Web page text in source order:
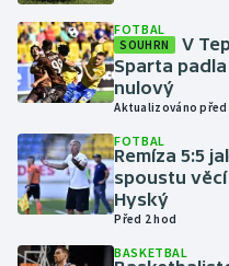
Jezdectví
Judo
Krasobruslení
Lezení
FOTBAL
SOUHRN
V
Sparta
nulový
Aktualizováno před
FOTBAL
Remíza 5:5
spoustu
Hyský
Před 2 hod
BASKETBAL